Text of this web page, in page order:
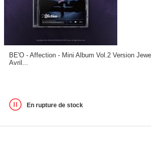
BE'O - Affection - Mini Album Vol.2 Version
Avril...
En rupture de stock